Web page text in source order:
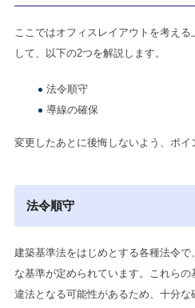
ここではオフィスレイアウトを考え
して、以下の2つを解説します。
法令順守
導線の確保
変更したあとに後悔しないよう、ポイ
法令順守
建築基準法をはじめとする各種法令
な基準が定められています。これら
違法となる可能性があるため、十分な